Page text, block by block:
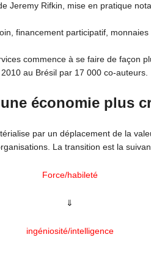
Jeremy Rifkin, mise en pratique
financement participatif,
commence à se faire de façon
au Brésil par 17 000 co-auteurs.
économie plus
par un déplacement de la
La transition est la
Force/habileté
⇓
ingéniosité/intelligence